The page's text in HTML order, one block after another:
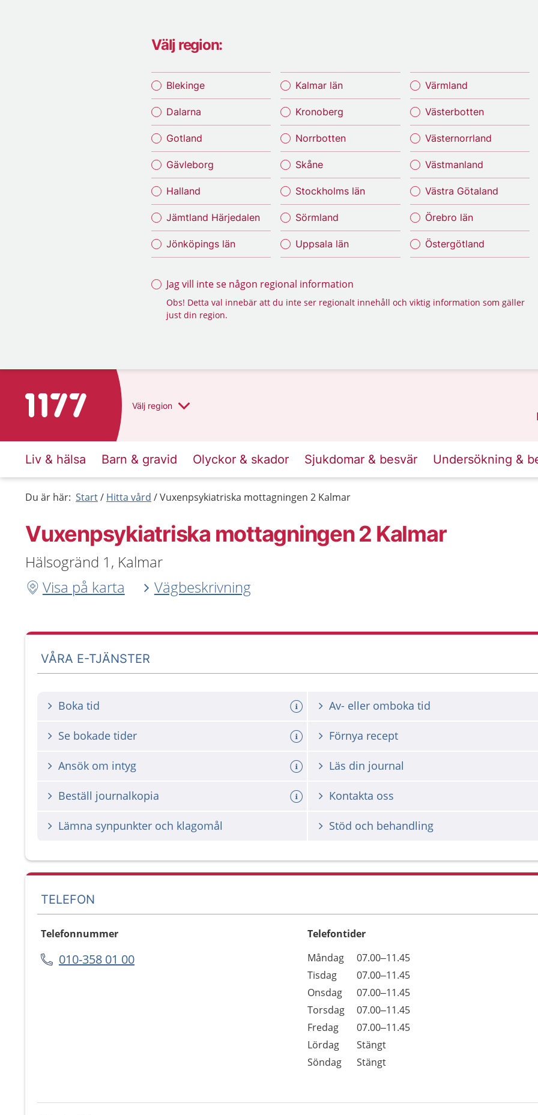
Välj region:
Blekinge
Dalarna
Gotland
Gävleborg
Halland
Jämtland Härjedalen
Jönköpings län
Kalmar län
Kronoberg
Norrbotten
Skåne
Stockholms län
Sörmland
Uppsala län
Värmland
Västerbotten
Västernorrland
Västmanland
Västra Götaland
Örebro län
Östergötland
Jag vill inte se någon regional information
Obs! Detta val innebär att du inte ser regionalt innehåll och viktig information som gäller
just din region.
Till startsidan för 1177 Välj region
Liv & hälsa Barn & gravid Olyckor & skador Sjukdomar & besvär Undersökning &
Du är här: Start Hitta vård Vuxenpsykiatriska mottagningen 2 Kalmar
Vuxenpsykiatriska mottagningen 2 Kalmar
Hälsogränd 1, Kalmar
Visa på karta
Vägbeskrivning
VÅRA E-TJÄNSTER
Boka tid Av- eller omboka tid
Se bokade tider Förnya recept
Ansök om intyg Läs din journal
Beställ journalkopia Kontakta oss
Lämna synpunkter och klagomål Stöd och behandling
TELEFON
Telefonnummer
010-358 01 00
Telefontider
Dag
Öppettider
Kommentarer
Måndag
07.00–11.45
Tisdag
07.00–11.45
Onsdag
07.00–11.45
Torsdag
07.00–11.45
Fredag
07.00–11.45
Lördag
Stängt
Söndag
Stängt